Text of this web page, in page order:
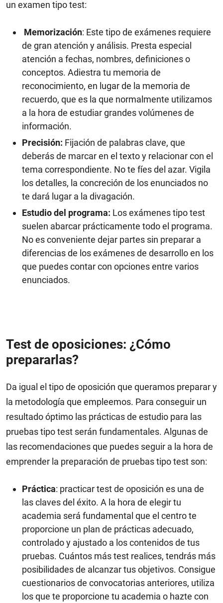
un examen tipo test:
Memorización: Este tipo de exámenes requiere
de gran atención y análisis. Presta especial
atención a fechas, nombres, definiciones o
conceptos. Adiestra tu memoria de
reconocimiento, en lugar de la memoria de
recuerdo, que es la que normalmente utilizamos
a la hora de estudiar grandes volúmenes de
información.
Precisión: Fijación de palabras clave, que
deberás de marcar en el texto y relacionar con el
tema correspondiente. No te fíes del azar. Vigila
los detalles, la concreción de los enunciados no
te dará lugar a la divagación.
Estudio del programa: Los exámenes tipo test
suelen abarcar prácticamente todo el programa.
No es conveniente dejar partes sin preparar a
diferencias de los exámenes de desarrollo en los
que puedes contar con opciones entre varios
enunciados.
Test de oposiciones: ¿Cómo
prepararlas?
Da igual el tipo de oposición que queramos preparar y
la metodología que empleemos. Para conseguir un
resultado óptimo las prácticas de estudio para las
pruebas tipo test serán fundamentales. Algunas de
las recomendaciones que puedes seguir a la hora de
emprender la preparación de pruebas tipo test son:
Práctica: practicar test de oposición es una de
las claves del éxito. A la hora de elegir tu
academia será fundamental que el centro te
proporcione un plan de prácticas adecuado,
controlado y ajustado a los contenidos de tus
pruebas. Cuántos más test realices, tendrás más
posibilidades de alcanzar tus objetivos. Consigue
cuestionarios de convocatorias anteriores, utiliza
los que te proporcione tu academia o hazte con